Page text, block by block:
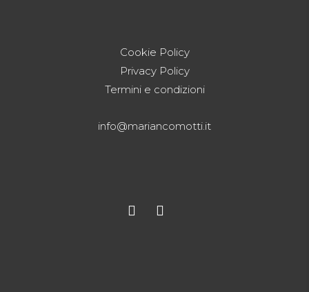
Cookie Policy
Privacy Policy
Termini e condizioni
info@mariancomotti.it